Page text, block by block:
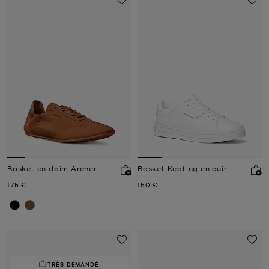
Basket en daim Archer
Prix actuel
175 €
Basket Keating en cuir
Prix actuel
150 €
TRÈS DEMANDÉ.